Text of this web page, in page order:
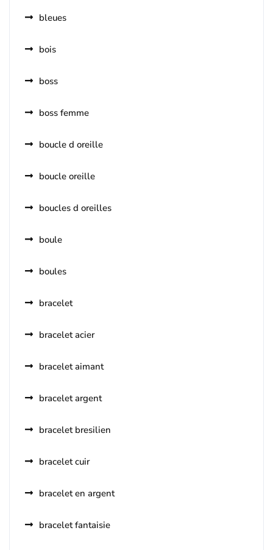
bleues
bois
boss
boss femme
boucle d oreille
boucle oreille
boucles d oreilles
boule
boules
bracelet
bracelet acier
bracelet aimant
bracelet argent
bracelet bresilien
bracelet cuir
bracelet en argent
bracelet fantaisie